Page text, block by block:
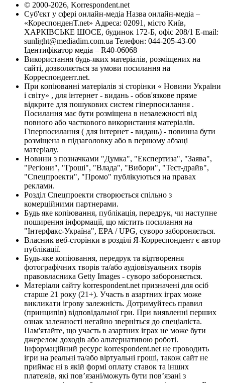
© 2000-2026, Korrespondent.net
Суб'єкт у сфері онлайн-медіа Назва онлайн-медіа –
«КореспонденТ.net» Адреса: 02091, місто Київ,
ХАРКІВСЬКЕ ШОСЕ, будинок 172-Б, офіс 208/1 E-mail:
sunlight@mediadim.com.ua Телефон: 044-205-43-00
Ідентифікатор медіа – R40-06068
Використання будь-яких матеріалів, розміщених на
сайті, дозволяється за умови посилання на
Корреспондент.net.
При копіюванні матеріалів зі сторінки « Новини України
і світу» , для інтернет - видань - обов'язкове пряме
відкрите для пошукових систем гіперпосилання .
Посилання має бути розміщена в незалежності від
повного або часткового використання матеріалів.
Гіперпосилання ( для інтернет - видань) - повинна бути
розміщена в підзаголовку або в першому абзаці
матеріалу.
Новини з позначками "Думка", "Експертиза", "Заява",
"Регіони", "Гроші", "Влада", "Вибори", "Тест-драйв",
"Спецпроекти", "Промо" публікуються на правах
реклами.
Розділ Спецпроекти створюється спільно з
комерційними партнерами.
Будь яке копіювання, публікація, передрук, чи наступне
поширення інформації, що містить посилання на
"Інтерфакс-Україна", EPA / UPG, суворо забороняється.
Власник веб-сторінки в розділі Я-Корреспондент є автор
публікації.
Будь-яке копіювання, передрук та відтворення
фотографічних творів та/або аудіовізуальних творів
правовласника Getty Images - суворо забороняється.
Матеріали сайту korrespondent.net призначені для осіб
старше 21 року (21+). Участь в азартних іграх може
викликати ігрову залежність. Дотримуйтесь правил
(принципів) відповідальної гри. При виявленні перших
ознак залежності негайно зверніться до спеціаліста.
Пам'ятайте, що участь в азартних іграх не може бути
джерелом доходів або альтернативою роботі.
Інформаційний ресурс korrespondent.net не проводить
ігри на реальні та/або віртуальні гроші, також сайт не
приймає ні в якій формі оплату ставок та інших
платежів, які пов’язані/можуть бути пов’язані з